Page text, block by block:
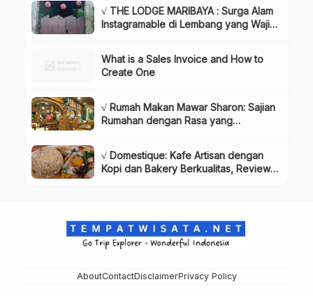
√ THE LODGE MARIBAYA : Surga Alam
Instagramable di Lembang yang Wajib
What is a Sales Invoice and How to
Create One
√ Rumah Makan Mawar Sharon: Sajian
Rumahan dengan Rasa yang
√ Domestique: Kafe Artisan dengan
Kopi dan Bakery Berkualitas, Review
AboutContactDisclaimerPrivacy Policy